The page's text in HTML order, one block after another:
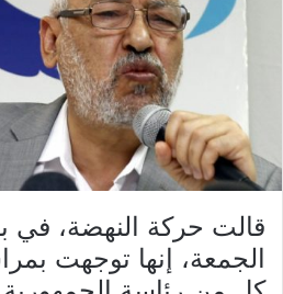
قالت حركة النهضة، في
الجمعة، إنها توجهت